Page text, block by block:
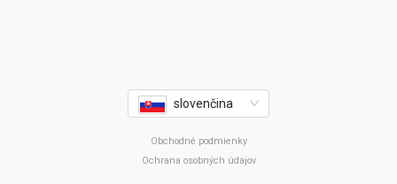
slovenčina
Obchodné podmienky
Ochrana osobných údajov